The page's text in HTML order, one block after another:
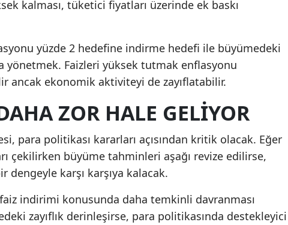
kalması, tüketici fiyatları üzerinde ek baskı
yüzde 2 hedefine indirme hedefi ile büyümedeki
yönetmek. Faizleri yüksek tutmak enflasyonu
ancak ekonomik aktiviteyi de zayıflatabilir.
ZOR HALE GELIYOR
para politikası kararları açısından kritik olacak. Eğer
çekilirken büyüme tahminleri aşağı revize edilirse,
dengeyle karşı karşıya kalacak.
indirimi konusunda daha temkinli davranması
zayıflık derinleşirse, para politikasında destekleyici